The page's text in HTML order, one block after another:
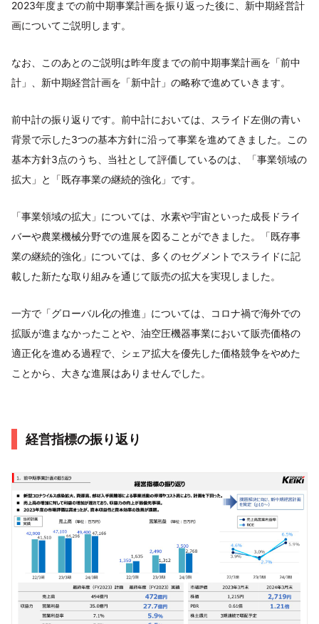
2023年度までの前中期事業計画を振り返った後に、新中期経営計
画についてご説明します。
なお、このあとのご説明は昨年度までの前中期事業計画を「前中
計」、新中期経営計画を「新中計」の略称で進めていきます。
前中計の振り返りです。前中計においては、スライド左側の青い
背景で示した3つの基本方針に沿って事業を進めてきました。この
基本方針3点のうち、当社として評価しているのは、「事業領域の
拡大」と「既存事業の継続的強化」です。
「事業領域の拡大」については、水素や宇宙といった成長ドライ
バーや農業機械分野での進展を図ることができました。「既存事
業の継続的強化」については、多くのセグメントでスライドに記
載した新たな取り組みを通じて販売の拡大を実現しました。
一方で「グローバル化の推進」については、コロナ禍で海外での
拡販が進まなかったことや、油空圧機器事業において販売価格の
適正化を進める過程で、シェア拡大を優先した価格競争をやめた
ことから、大きな進展はありませんでした。
経営指標の振り返り